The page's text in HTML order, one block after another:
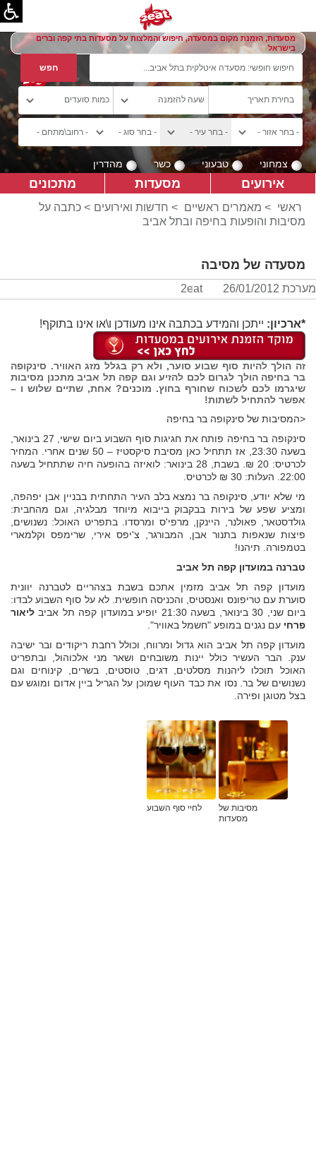
מסעדות, הזמנת מקום במסעדה, חיפוש והמלצות על מסעדות בתי קפה וברים
בישראל
צמחוני טבעוני כשר מהדרין
אירועים מסעדות מתכונים
ראשי > מאמרים ראשיים > חדשות ואירועים > כתבה על
מסיבות והופעות בחיפה ובתל אביב
מסעדה של מסיבה
מערכת 2eat 26/01/2012
*ארכיון: ייתכן והמידע בכתבה אינו מעודכן ו\או אינו בתוקף!
זה הולך להיות סוף שבוע סוער, ולא רק בגלל מזג האוויר. סינקופה
בר בחיפה הולך לגרום לכם להזיע וגם קפה תל אביב מתכנן מסיבות
שיגרמו לכם לשכוח שחורף בחוץ. מוכנים? אחת, שתיים שלוש ו –
אפשר להתחיל לשתות!
<המסיבות של סינקופה בר בחיפה
סינקופה בר בחיפה פותח את חגיגות סוף השבוע ביום שישי, 27 בינואר,
בשעה 23:30, אז תתחיל כאן מסיבת סיקסטיז – 50 שנים אחרי. המחיר
לכרטיס: 20 ₪. בשבת, 28 בינואר: לואיזה בהופעה חיה שתתחיל בשעה
22:00. העלות: 30 ₪ לכרטיס.
מי שלא יודע, סינקופה בר נמצא בלב העיר התחתית בבניין אבן יפהפה,
ומציע שפע של בירות בבקבוק בייבוא מיוחד מבלגיה, וגם מהחבית:
גולדסטאר, פאולנר, היינקן, מרפי'ס ומרסדו. בתפריט האוכל: נשנושים,
פיצות שנאפות בתנור אבן, המבורגר, צ'יפס אירי, שרימפס וקלמארי
בטמפורה. תיהנו!
טברנה במועדון קפה תל אביב
מועדון קפה תל אביב מזמין אתכם בשבת בצהריים לטברנה יוונית
סוערת עם טריפונס ואנסטיס, והכניסה חופשית. לא על סוף השבוע לבדו:
ביום שני, 30 בינואר, בשעה 21:30 יופיע במועדון קפה תל אביב
ליאור
פרחי עם נגנים במופע "חשמל באוויר".
מועדון קפה תל אביב הוא גדול ומרווח, וכולל רחבת ריקודים ובר ישיבה
ענק. הבר העשיר כולל יינות משובחים ושאר מני אלכוהול, ובתפריט
האוכל תוכלו ליהנות מסלטים, דגים, טוסטים, בשרים, קינוחים וגם
נשנושים של בר. נסו את כבד העוף שמוכן על הגריל ביין אדום ומוגש עם
בצל מטוגן ופירה.
מסיבות של
מסעדות
לחיי סוף השבוע